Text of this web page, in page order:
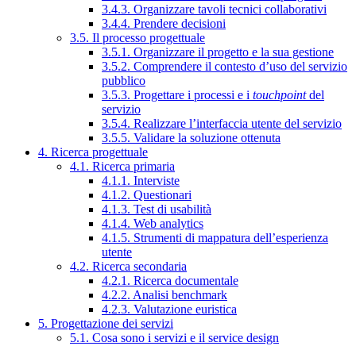
3.4.3. Organizzare tavoli tecnici collaborativi
3.4.4. Prendere decisioni
3.5. Il processo progettuale
3.5.1. Organizzare il progetto e la sua gestione
3.5.2. Comprendere il contesto d’uso del servizio
pubblico
3.5.3. Progettare i processi e i touchpointdel
servizio
3.5.4. Realizzare l’interfaccia utente del servizio
3.5.5. Validare la soluzione ottenuta
4. Ricerca progettuale
4.1. Ricerca primaria
4.1.1. Interviste
4.1.2. Questionari
4.1.3. Test di usabilità
4.1.4. Web analytics
4.1.5. Strumenti di mappatura dell’esperienza
utente
4.2. Ricerca secondaria
4.2.1. Ricerca documentale
4.2.2. Analisi benchmark
4.2.3. Valutazione euristica
5. Progettazione dei servizi
5.1. Cosa sono i servizi e il service design